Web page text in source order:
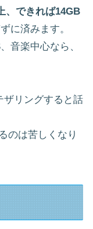
、できれば14GB
に済みます。
音楽中心なら、
ザリングすると話
のは苦しくなり